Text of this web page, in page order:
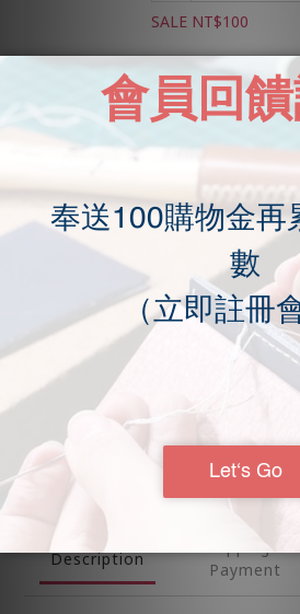
SALE NT$100
加購【銅模刻字】（內容自
名等）
SALE NT$1
【加購 燙金刻字】非燙金刻
SALE NT$100
ADD TO CART
Description
Shipping &
Payment